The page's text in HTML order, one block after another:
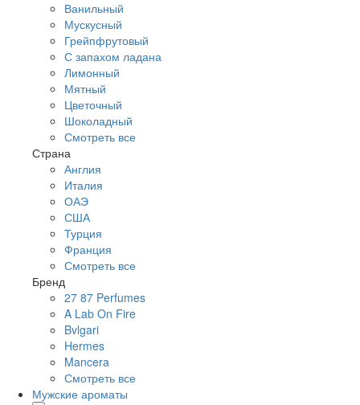
Ванильный
Мускусный
Грейпфрутовый
С запахом ладана
Лимонный
Мятный
Цветочный
Шоколадный
Смотреть все
Страна
Англия
Италия
ОАЭ
США
Турция
Франция
Смотреть все
Бренд
27 87 Perfumes
A Lab On Fire
Bvlgari
Hermes
Mancera
Смотреть все
Мужские ароматы